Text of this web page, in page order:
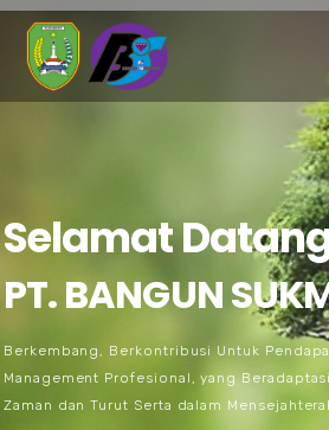
Selamat
Berkembang, Berkontribusi Untuk
Management Profesional, yang
Zaman dan Turut Serta dalam
PT. BANGUN